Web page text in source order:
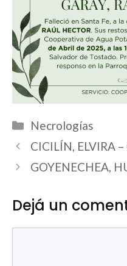
Categorías
Necrologías
CICILÍN, ELVIRA –
GOYENECHEA,
Dejá un